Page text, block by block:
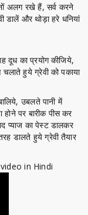
अलग रखे हैं, सर्व करने
डालें और थोड़ा हरे धनियां
दूध का प्रयोग कीजिये,
हुये ग्रेवी को पकाया
उबलते पानी में
पर बारीक पीस कर
प्याज का पेस्ट डालकर
डालते हुये ग्रेवी तैयार
in Hindi